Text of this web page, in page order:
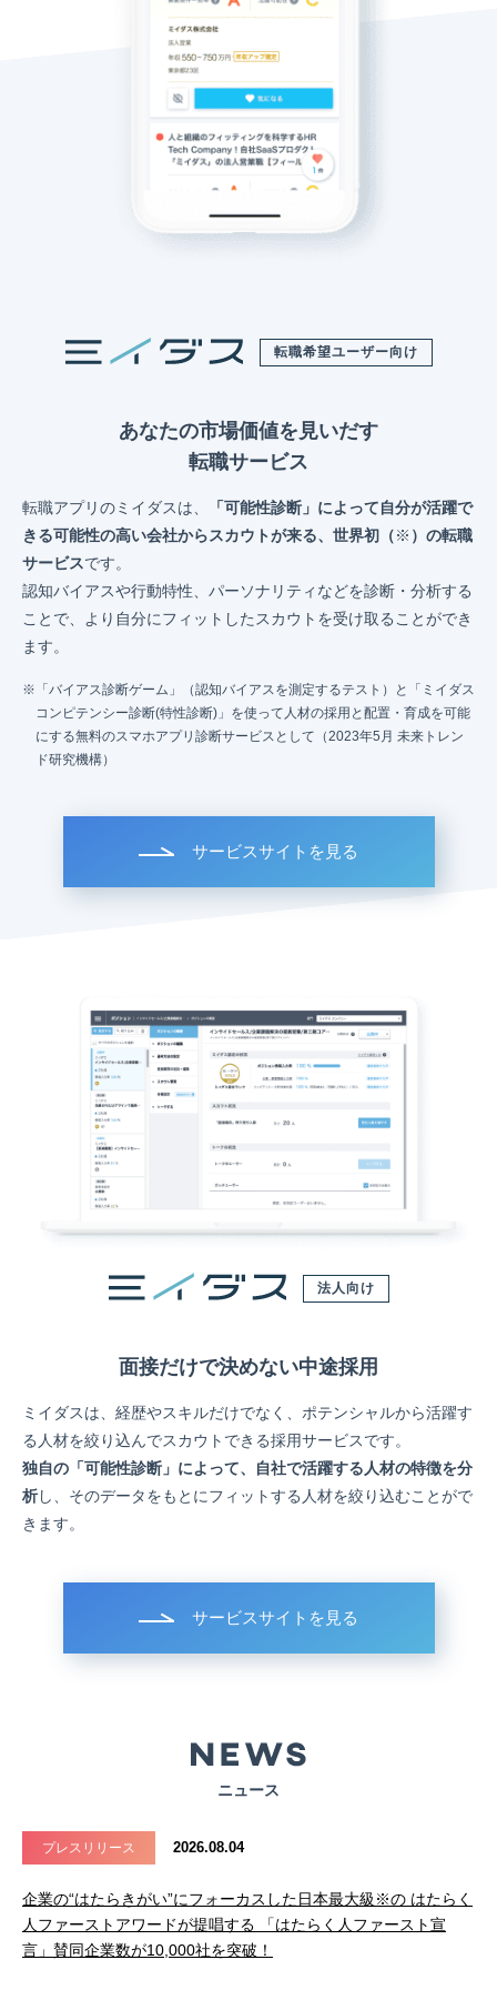
転職希望ユーザー向け
あなたの市場価値を見いだす
転職サービス
転職アプリのミイダスは、
「可能性診断」によって自分が活躍で
きる可能性の高い会社からスカウトが来る、世界初（※ ）の転職
サービスです。
認知バイアスや行動特性、パーソナリティなどを診断・分析する
ことで、より自分にフィットしたスカウトを受け取ることができ
ます。
「バイアス診断ゲーム」（認知バイアスを測定するテスト）と「ミイダス
コンピテンシー診断(特性診断)」を使って人材の採用と配置・育成を可能
にする無料のスマホアプリ診断サービスとして（2023年5月 未来トレン
ド研究機構）
サービスサイトを見る
法人向け
面接だけで決めない中途採用
ミイダスは、経歴やスキルだけでなく、ポテンシャルから活躍す
る人材を絞り込んでスカウトできる採用サービスです。
独自の「可能性診断」によって、自社で活躍する人材の特徴を分
析し、そのデータをもとにフィットする人材を絞り込むことがで
きます。
サービスサイトを見る
ニュース
プレスリリース 2026.08.04
企業の“はたらきがい”にフォーカスした日本最大級※の はたらく
人ファーストアワードが提唱する 「はたらく人ファースト宣
言」賛同企業数が10,000社を突破！